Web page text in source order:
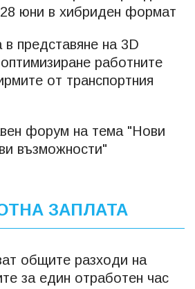
юни в хибриден формат
представяне на 3D
работните
от транспортния
форум на тема "Нови
възможности"
ЗАПЛАТА
общите разходи на
за един отработен час